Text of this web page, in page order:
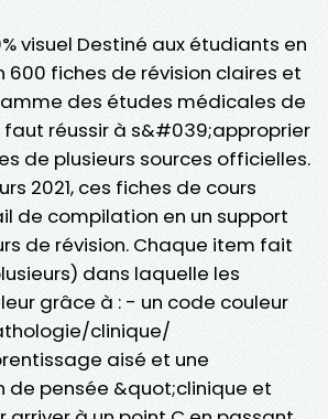
visuel Destiné aux étudiants en
600 fiches de révision claires et
des études médicales de
faut réussir à s&#039;approprier
de plusieurs sources officielles.
2021, ces fiches de cours
de compilation en un support
de révision. Chaque item fait
dans laquelle les
grâce à : - un code couleur
clinique/
aisé et une
pensée &quot;clinique et